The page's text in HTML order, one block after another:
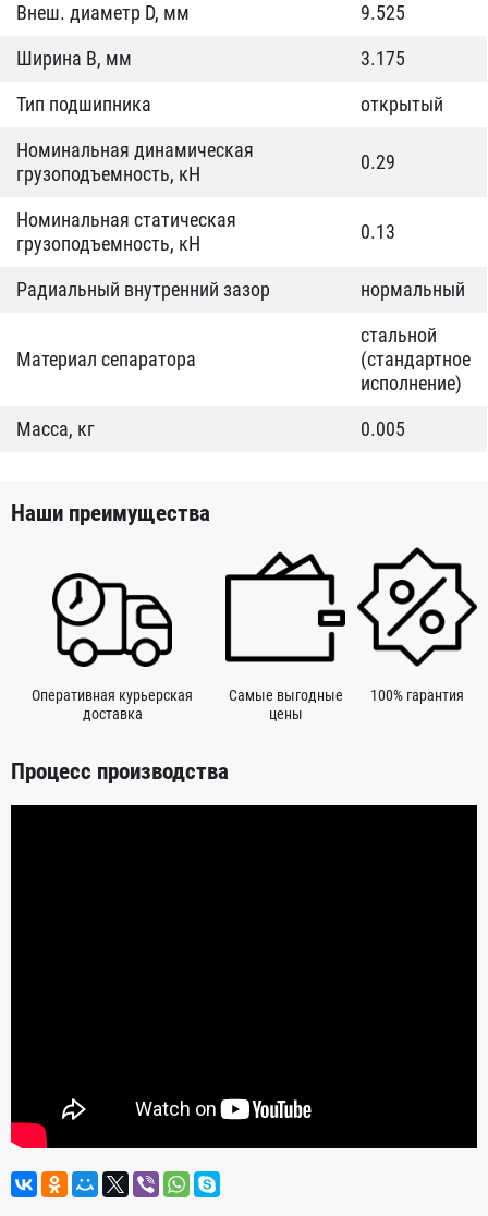
Внеш. диаметр D, мм
9.525
Ширина B, мм
3.175
Тип подшипника
открытый
Номинальная динамическая
грузоподъемность, кН
0.29
Номинальная статическая
грузоподъемность, кН
0.13
Радиальный внутренний зазор нормальный
Материал сепаратора
стальной
(стандартное
исполнение)
Масса, кг
0.005
Наши преимущества
Оперативная курьерская
доставка
Самые выгодные
цены
100% гарантия
Процесс производства